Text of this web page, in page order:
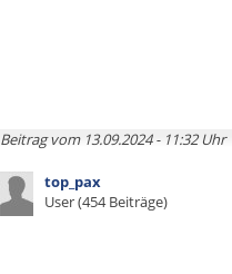
Beitrag vom 13.09.2024 - 11:32 Uhr
top_pax
User (454 Beiträge)